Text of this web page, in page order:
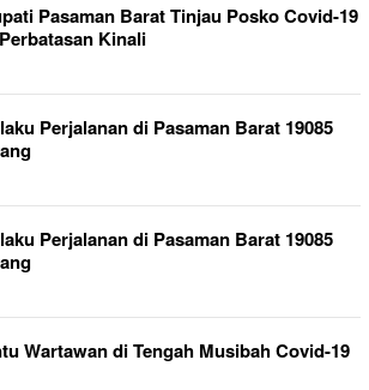
Pasaman Barat Tinjau Posko Covid-19
Kinali
Perjalanan di Pasaman Barat 19085
Perjalanan di Pasaman Barat 19085
Wartawan di Tengah Musibah Covid-19